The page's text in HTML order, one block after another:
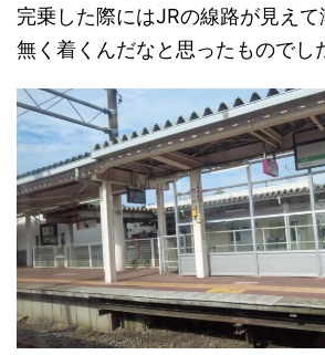
完乗した際にはJRの線路が見え
無く着くんだなと思ったものでし